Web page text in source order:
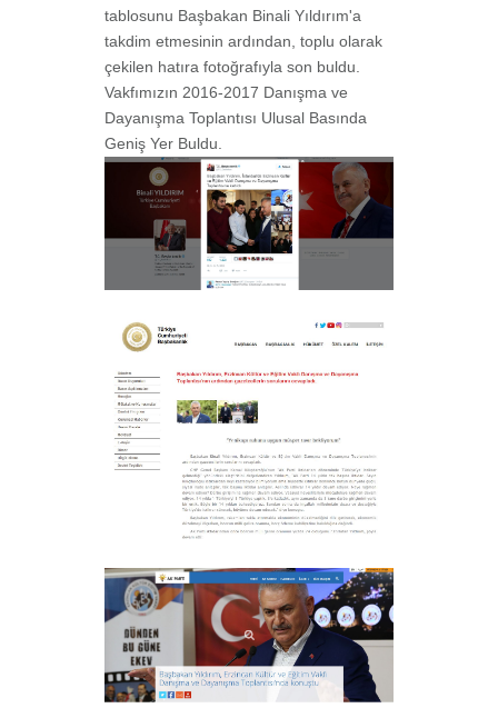
tablosunu Başbakan Binali Yıldırım'a
takdim etmesinin ardından, toplu olarak
çekilen hatıra fotoğrafıyla son buldu.
Vakfımızın 2016-2017 Danışma ve
Dayanışma Toplantısı Ulusal Basında
Geniş Yer Buldu.